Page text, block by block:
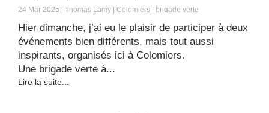
24 Mar 2025 Thomas Lamy Colomiers brigade verte
Hier dimanche, j’ai eu le plaisir de participer à deux
événements bien différents, mais tout aussi
inspirants, organisés ici à Colomiers.
Une brigade verte à...
Lire la suite...